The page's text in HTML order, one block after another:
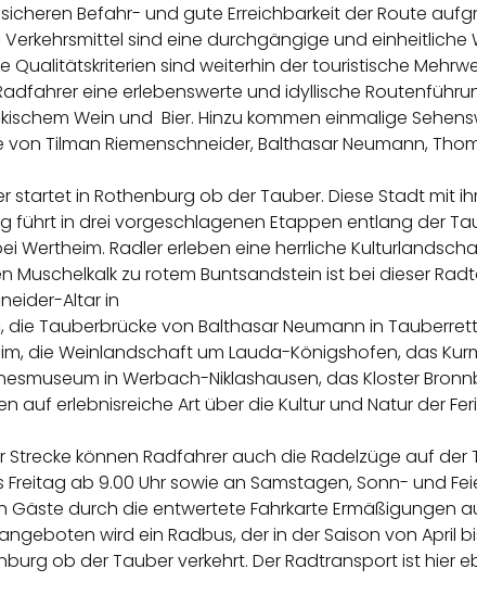
Befahr- und gute Erreichbarkeit der Route
sind eine durchgängige und einheitliche
Qualitätskriterien sind weiterhin der touristische
eine erlebenswerte und idyllische
Wein und Bier. Hinzu kommen einmalige
von Tilman Riemenschneider, Balthasar Neumann,
startet in Rothenburg ob der Tauber. Diese Stadt mit
führt in drei vorgeschlagenen Etappen entlang der
Wertheim. Radler erleben eine herrliche
Muschelkalk zu rotem Buntsandstein ist bei dieser
Altar in
die Tauberbrücke von Balthasar Neumann in
die Weinlandschaft um Lauda-Königshofen, das
in Werbach-Niklashausen, das Kloster
auf erlebnisreiche Art über die Kultur und Natur der
Strecke können Radfahrer auch die Radelzüge auf
Freitag ab 9.00 Uhr sowie an Samstagen, Sonn- und
Gäste durch die entwertete Fahrkarte Ermäßigungen
wird ein Radbus, der in der Saison von April
ob der Tauber verkehrt. Der Radtransport ist hier